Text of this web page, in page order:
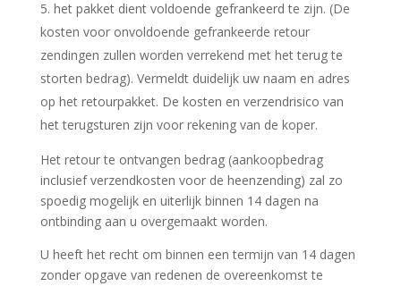
het pakket dient voldoende gefrankeerd te zijn. (De
kosten voor onvoldoende gefrankeerde retour
zendingen zullen worden verrekend met het terug te
storten bedrag). Vermeldt duidelijk uw naam en adres
op het retourpakket. De kosten en verzendrisico van
het terugsturen zijn voor rekening van de koper.
Het retour te ontvangen bedrag (aankoopbedrag
inclusief verzendkosten voor de heenzending) zal zo
spoedig mogelijk en uiterlijk binnen 14 dagen na
ontbinding aan u overgemaakt worden.
U heeft het recht om binnen een termijn van 14 dagen
zonder opgave van redenen de overeenkomst te